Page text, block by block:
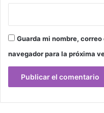
Guarda mi nombre,
navegador para la próxima